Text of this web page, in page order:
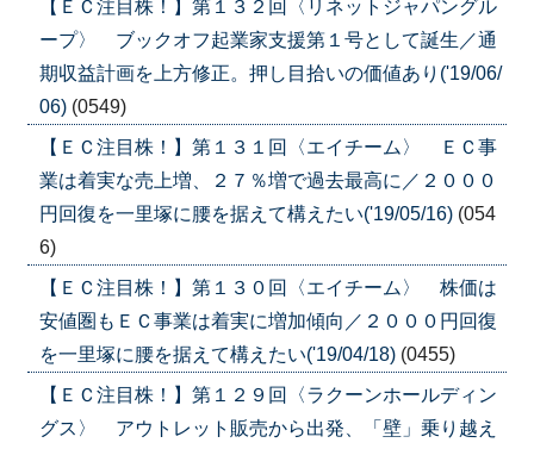
【ＥＣ注目株！】第１３２回〈リネットジャパングル
ープ〉 ブックオフ起業家支援第１号として誕生／通
期収益計画を上方修正。押し目拾いの価値あり('19/06/
06) (0549)
【ＥＣ注目株！】第１３１回〈エイチーム〉 ＥＣ事
業は着実な売上増、２７％増で過去最高に／２０００
円回復を一里塚に腰を据えて構えたい('19/05/16) (054
6)
【ＥＣ注目株！】第１３０回〈エイチーム〉 株価は
安値圏もＥＣ事業は着実に増加傾向／２０００円回復
を一里塚に腰を据えて構えたい('19/04/18) (0455)
【ＥＣ注目株！】第１２９回〈ラクーンホールディン
グス〉 アウトレット販売から出発、「壁」乗り越え